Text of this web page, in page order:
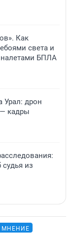
Как
света и
налетами БПЛА
Урал: дрон
кадры
из
МНЕНИЕ